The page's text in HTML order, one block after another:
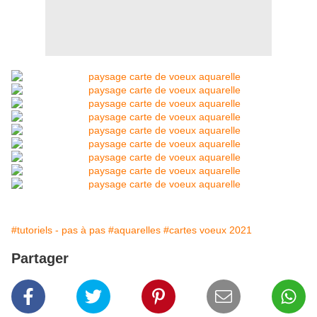
#tutoriels - pas à pas #aquarelles #cartes voeux 2021
Partager